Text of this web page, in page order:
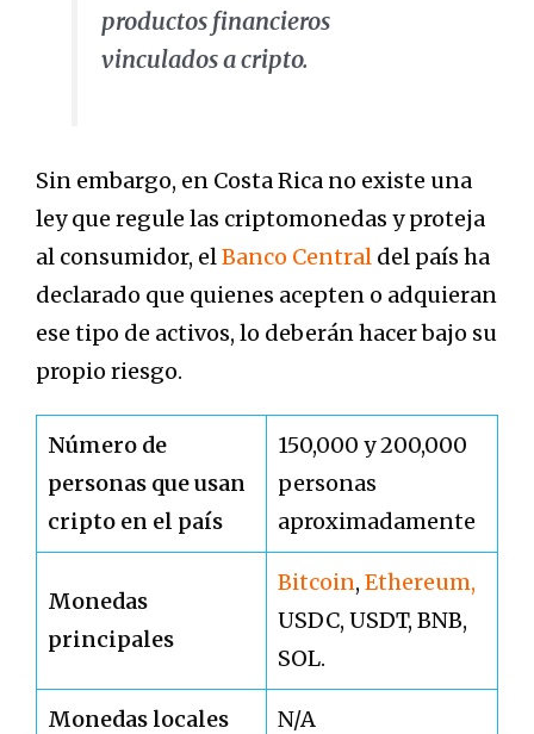
productos financieros
vinculados a cripto.
Sin embargo, en Costa Rica no existe una
ley que regule las criptomonedas y proteja
al consumidor, elBanco Central del país ha
declarado que quienes acepten o adquieran
ese tipo de activos, lo deberán hacer bajo su
propio riesgo.
Número de
personas que usan
cripto en el país
150,000 y 200,000
personas
aproximadamente
Monedas
principales
Bitcoin, Ethereum,
USDC, USDT, BNB,
SOL.
Monedas locales N/A